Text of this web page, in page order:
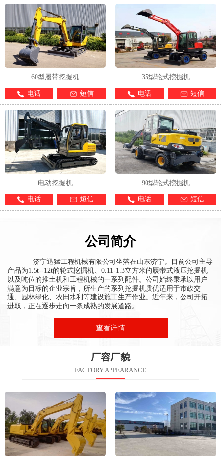
60型履带挖掘机
电话 短信
35型轮式挖掘机
电话 短信
电动挖掘机
电话 短信
90型轮式挖掘机
电话 短信
公司简介
济宁迅猛工程机械有限公司 坐落在山东济宁。目前公司主导
产品为1.5t--12t的轮式挖掘机、0.11-1.3立方米的履带式液压挖掘机
以及吨位的推土机和工程机械的一系列配件。公司始终秉承以用户
满意为目标的企业宗旨，所生产的系列挖掘机质优适用于市政交
通、园林绿化、农田水利等建设施工生产作业。近年来，公司开拓
进取，正在逐步走向一条成熟的发展道路。
查看详情
厂容厂貌
FACTORY APPEARANCE